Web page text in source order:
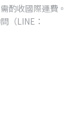
酌收國際運費。
（LINE：